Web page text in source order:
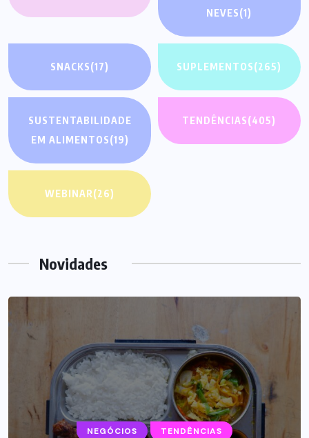
NEVES(1)
SNACKS(17) SUPLEMENTOS(265)
SUSTENTABILIDADE
EM ALIMENTOS(19)
TENDÊNCIAS(405)
WEBINAR(26)
Novidades
NEGÓCIOS TENDÊNCIAS